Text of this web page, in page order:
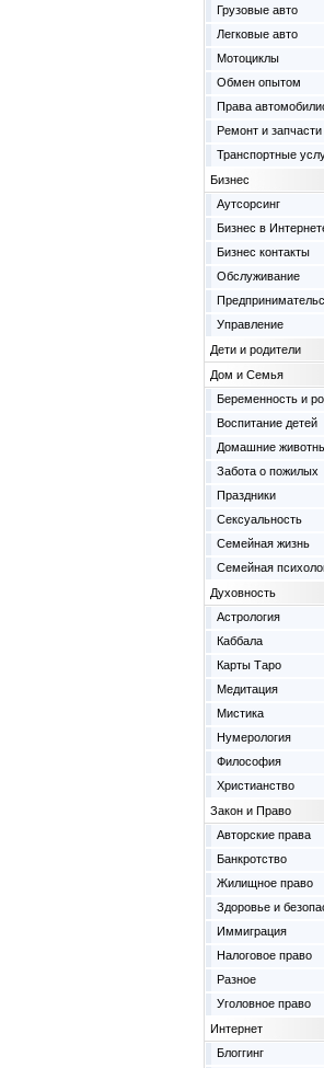
Грузовые авто
Легковые авто
Мотоциклы
Обмен опытом
Права
Ремонт и запчасти
Транспортные
Бизнес
Аутсорсинг
Бизнес в
Бизнес контакты
Обслуживание
Управление
Дети и родители
Дом и Семья
Беременность и
Воспитание детей
Домашние
Забота о пожилых
Праздники
Сексуальность
Семейная жизнь
Семейная
Духовность
Астрология
Каббала
Карты Таро
Медитация
Мистика
Нумерология
Философия
Христианство
Закон и Право
Авторские права
Банкротство
Жилищное право
Здоровье и
Иммиграция
Налоговое право
Разное
Уголовное право
Интернет
Блоггинг